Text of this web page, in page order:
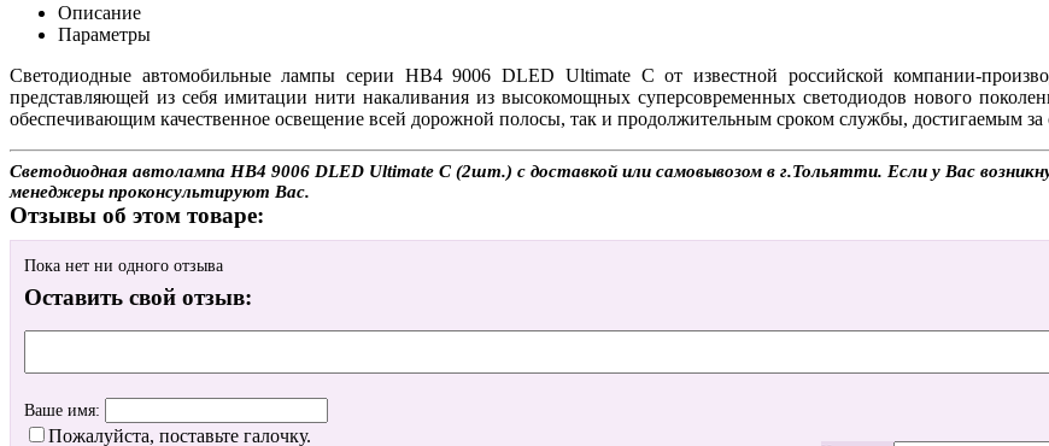
Описание
Параметры
Светодиодные автомобильные лампы серии HB4 9006 DLED Ultimate C от известной российской компании-
представляющей из себя имитации нити накаливания из высокомощных суперсовременных светодиодов нового
обеспечивающим качественное освещение всей дорожной полосы, так и продолжительным сроком службы, достигаемым за
Светодиодная автолампа HB4 9006 DLED Ultimate C (2шт.) с доставкой или самовывозом в г.Тольятти. Если у Вас
менеджеры проконсультируют Вас.
Отзывы об этом товаре:
Пока нет ни одного отзыва
Оставить свой отзыв:
Ваше имя:
Пожалуйста, поставьте галочку.